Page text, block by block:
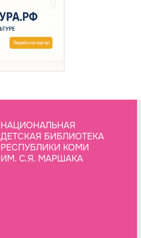
НАЦИОНАЛЬНАЯ
ДЕТСКАЯ БИБЛИОТЕКА
РЕСПУБЛИКИ КОМИ
ИМ. С.Я. МАРШАКА